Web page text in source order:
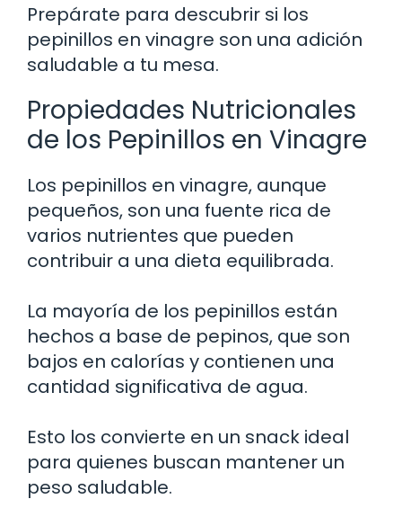
Prepárate para descubrir si los
pepinillos en vinagre son una adición
saludable a tu mesa.
Propiedades Nutricionales
de los Pepinillos en Vinagre
Los pepinillos en vinagre, aunque
pequeños, son una fuente rica de
varios nutrientes que pueden
contribuir a una dieta equilibrada.
La mayoría de los pepinillos están
hechos a base de pepinos, que son
bajos en calorías y contienen una
cantidad significativa de agua.
Esto los convierte en un snack ideal
para quienes buscan mantener un
peso saludable.